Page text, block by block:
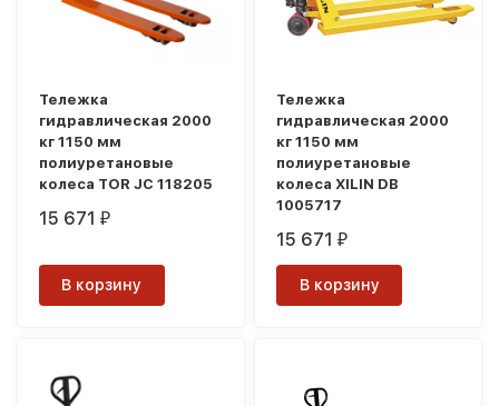
Тележка
гидравлическая 2000
кг 1150 мм
полиуретановые
колеса TOR JC 118205
15 671₽
В корзину
Тележка
гидравлическая 2000
кг 1150 мм
полиуретановые
колеса XILIN DB
1005717
15 671₽
В корзину